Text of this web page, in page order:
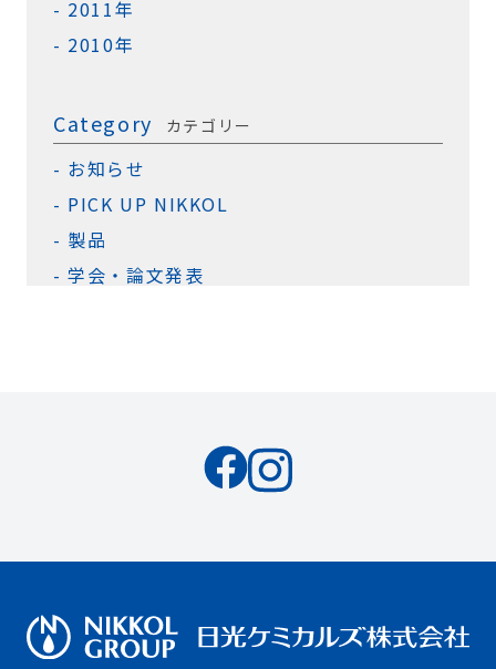
2011年
2010年
Category カテゴリー
お知らせ
PICK UP NIKKOL
製品
学会・論文発表